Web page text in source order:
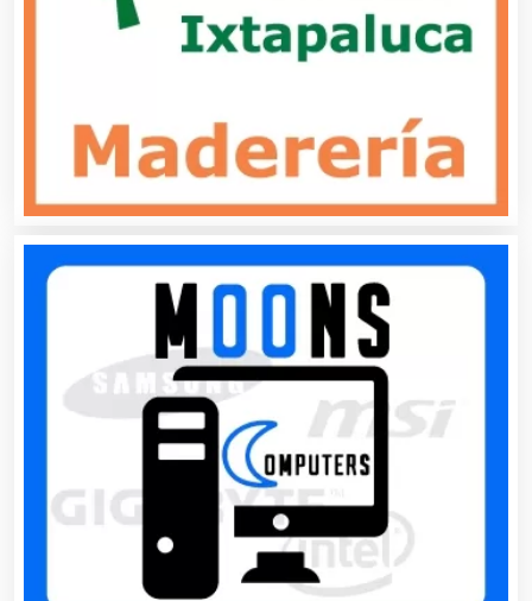
Aseguradoras
Asesoría Fiscal
Asociaciones Civiles
Asociaciones Empresariales
Audio, Sonido e Iluminación